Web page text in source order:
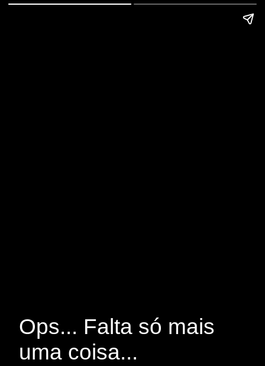
Ops... Falta só mais
uma coisa...